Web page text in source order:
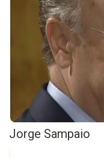
Jorge Sampaio